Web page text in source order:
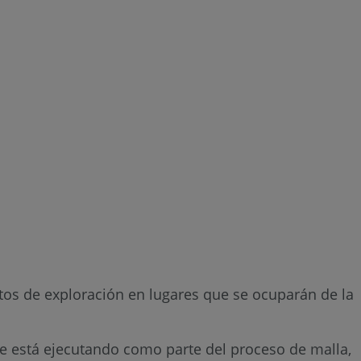
de exploración en lugares que se ocuparán de la
ejecutando como parte del proceso de malla,